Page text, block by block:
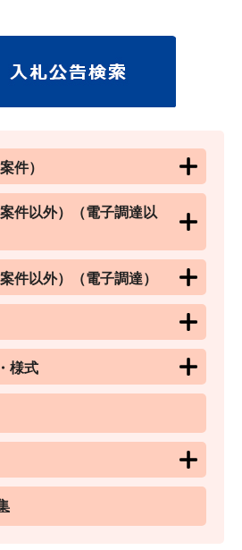
件）
件以外）（電子調達以
件以外）（電子調達）
様式